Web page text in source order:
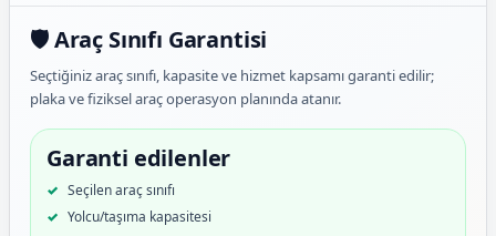
🛡️ Araç Sınıfı Garantisi
Seçtiğiniz araç sınıfı, kapasite ve hizmet kapsamı garanti edilir;
plaka ve fiziksel araç operasyon planında atanır.
Garanti edilenler
Seçilen araç sınıfı
Yolcu/taşıma kapasitesi